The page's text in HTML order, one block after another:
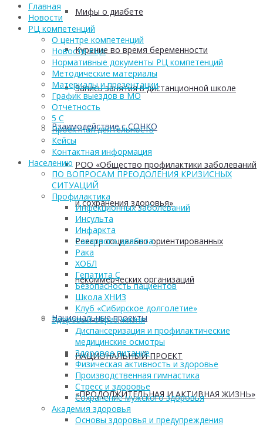
Мифы о диабете
Курение во время беременности
Запись занятия в дистанционной школе
Взаимодействие с СОНКО
РОО «Общество профилактики заболеваний
и сохранения здоровья»
Реестр социально ориентированных
некоммерческих организаций
Национальные проекты
НАЦИОНАЛЬНЫЙ ПРОЕКТ
«ПРОДОЛЖИТЕЛЬНАЯ И АКТИВНАЯ ЖИЗНЬ»
Главная
Новости
РЦ компетенций
О центре компетенций
Новости РЦК
Нормативные документы РЦ компетенций
Методические материалы
Материалы и презентации
График выездов в МО
Отчетность
5 С
Проектная деятельность
Кейсы
Контактная информация
Населению
ПО ВОПРОСАМ ПРЕОДОЛЕНИЯ КРИЗИСНЫХ
СИТУАЦИЙ
Профилактика
Инфекционных заболеваний
Инсульта
Инфаркта
Сахарного диабета
Рака
ХОБЛ
Гепатита С
Безопасность пациентов
Школа ХНИЗ
Клуб «Сибирское долголетие»
Здоровый образ жизни
Диспансеризация и профилактические
медицинские осмотры
Здоровое питание
Физическая активность и здоровье
Производственная гимнастика
Стресс и здоровье
Сохранение мужского здоровья
Академия здоровья
Основы здоровья и предупреждения